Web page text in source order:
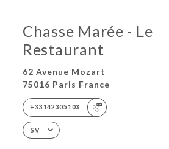
Chasse Marée - Le
Restaurant
62 Avenue Mozart
75016 Paris France
+33142305103
SV